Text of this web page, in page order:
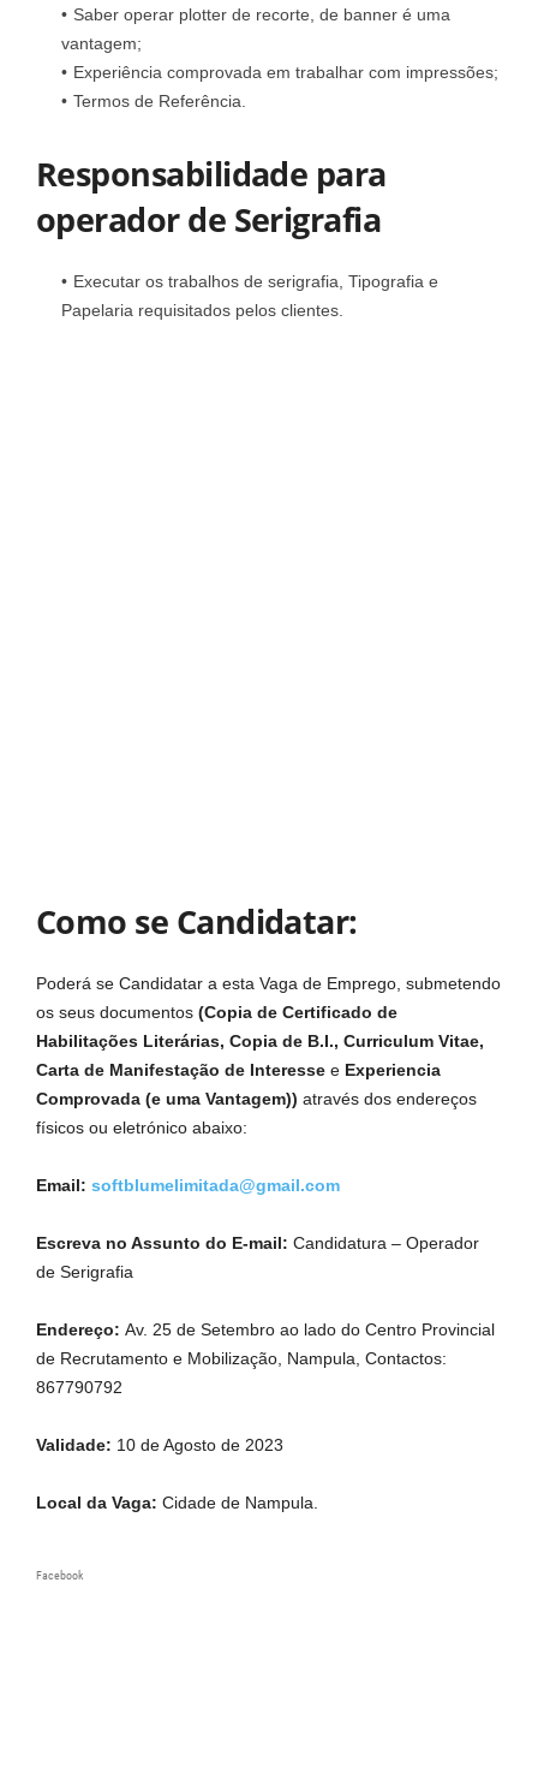
Saber operar plotter de recorte, de banner é uma
vantagem;
Experiência comprovada em trabalhar com impressões;
Termos de Referência.
Responsabilidade para
operador de Serigrafia
Executar os trabalhos de serigrafia, Tipografia e
Papelaria requisitados pelos clientes.
Como se Candidatar:
Poderá se Candidatar a esta Vaga de Emprego, submetendo
os seus documentos (Copia de Certificado de
Habilitações Literárias, Copia de B.I., Curriculum Vitae,
Carta de Manifestação de Interesse e Experiencia
Comprovada (e uma Vantagem)) através dos endereços
físicos ou eletrónico abaixo:
Email: softblumelimitada@gmail.com
Escreva no Assunto do E-mail: Candidatura – Operador
de Serigrafia
Endereço: Av. 25 de Setembro ao lado do Centro Provincial
de Recrutamento e Mobilização, Nampula, Contactos:
867790792
Validade: 10 de Agosto de 2023
Local da Vaga: Cidade de Nampula.
Facebook